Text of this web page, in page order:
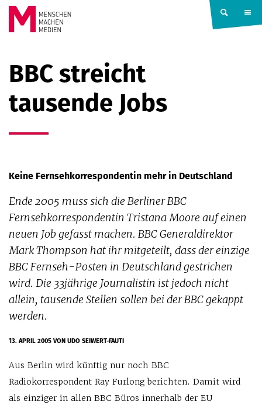
Springe zum Inhalt
MACHEN
MEDIEN
BBC streicht
tausende Jobs
Keine Fernsehkorrespondentin mehr in Deutschland
Ende 2005 muss sich die Berliner BBC
Fernsehkorrespondentin Tristana Moore auf einen
neuen Job gefasst machen. BBC Generaldirektor
Mark Thompson hat ihr mitgeteilt, dass der einzige
BBC Fernseh-Posten in Deutschland gestrichen
wird. Die 33jährige Journalistin ist jedoch nicht
allein, tausende Stellen sollen bei der BBC gekappt
werden.
13. APRIL 2005VON UDO SEIWERT-FAUTI
Aus Berlin wird künftig nur noch BBC
Radiokorrespondent Ray Furlong berichten. Damit wird
als einziger in allen BBC Büros innerhalb der EU